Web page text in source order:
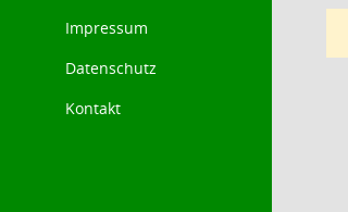
Impressum
Datenschutz
Kontakt